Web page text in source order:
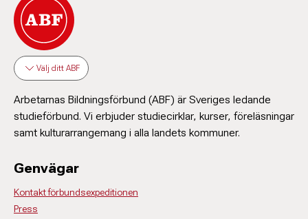
Välj ditt ABF
Arbetarnas Bildningsförbund (ABF) är Sveriges ledande
studieförbund. Vi erbjuder studiecirklar, kurser, föreläsningar
samt kulturarrangemang i alla landets kommuner.
Genvägar
Kontakt förbundsexpeditionen
Press